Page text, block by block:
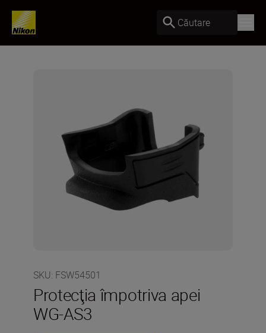
Căutare
SKU: FSW54501
Protecţia împotriva apei
WG-AS3